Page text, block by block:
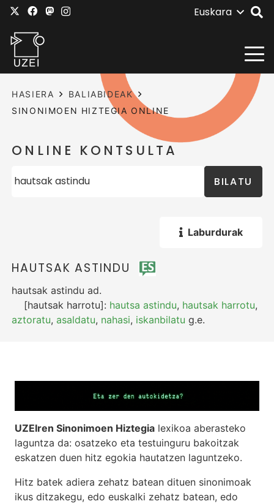
Euskara
HASIERA
BALIABIDEAK
SINONIMOEN HIZTEGIA ONLINE
ONLINE KONTSULTA
BILATU
Laburdurak
HAUTSAK ASTINDU
hautsak astindu ad.
[hautsak harrotu]: hautsa astindu, hautsak harrotu,
aztoratu,asaldatu, nahasi, iskanbilatu g.e.
UZEIren Sinonimoen Hiztegia lexikoa aberasteko
laguntza da: osatzeko eta testuinguru bakoitzak
eskatzen duen hitz egokia hautatzen laguntzeko.
Hitz batek adiera zehatz batean dituen sinonimoak
ikus ditzakegu, edo euskalki zehatz batean, edo